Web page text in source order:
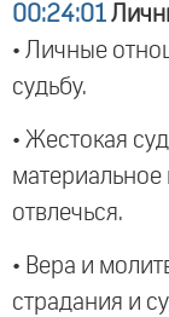
00:24:01
• Личные
судьбу.
• Жестокая
материальное
отвлечься.
• Вера и
страдания и